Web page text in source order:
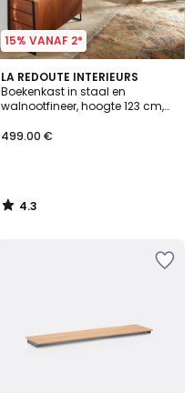
15% VANAF 2*
LA REDOUTE INTERIEURS
Boekenkast in staal en
walnootfineer, hoogte 123 cm,
499.00 €
4.3
/ 5
4.3
/